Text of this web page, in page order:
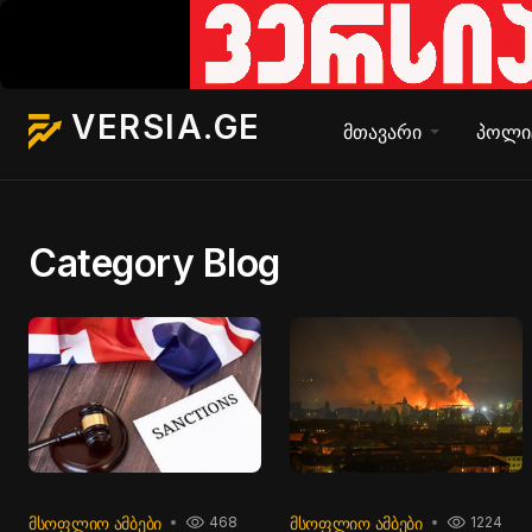
VERSIA.GE მთავარი
Category Blog
ᲛᲡᲝᲤᲚᲘᲝ ᲐᲛᲑᲔᲑᲘ 468 ᲛᲡᲝᲤᲚᲘᲝ ᲐᲛᲑᲔᲑᲘ 1224